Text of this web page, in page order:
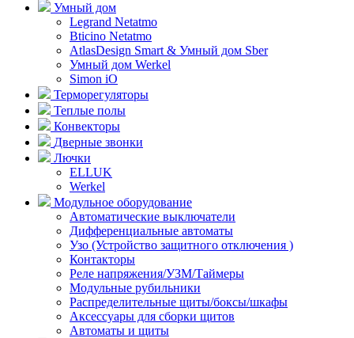
Умный дом
Legrand Netatmo
Bticino Netatmo
AtlasDesign Smart & Умный дом Sber
Умный дом Werkel
Simon iO
Терморегуляторы
Теплые полы
Конвекторы
Дверные звонки
Лючки
ELLUK
Werkel
Модульное оборудование
Автоматические выключатели
Дифференциальные автоматы
Узо (Устройство защитного отключения )
Контакторы
Реле напряжения/УЗМ/Таймеры
Модульные рубильники
Распределительные щиты/боксы/шкафы
Аксессуары для сборки щитов
Автоматы и щиты